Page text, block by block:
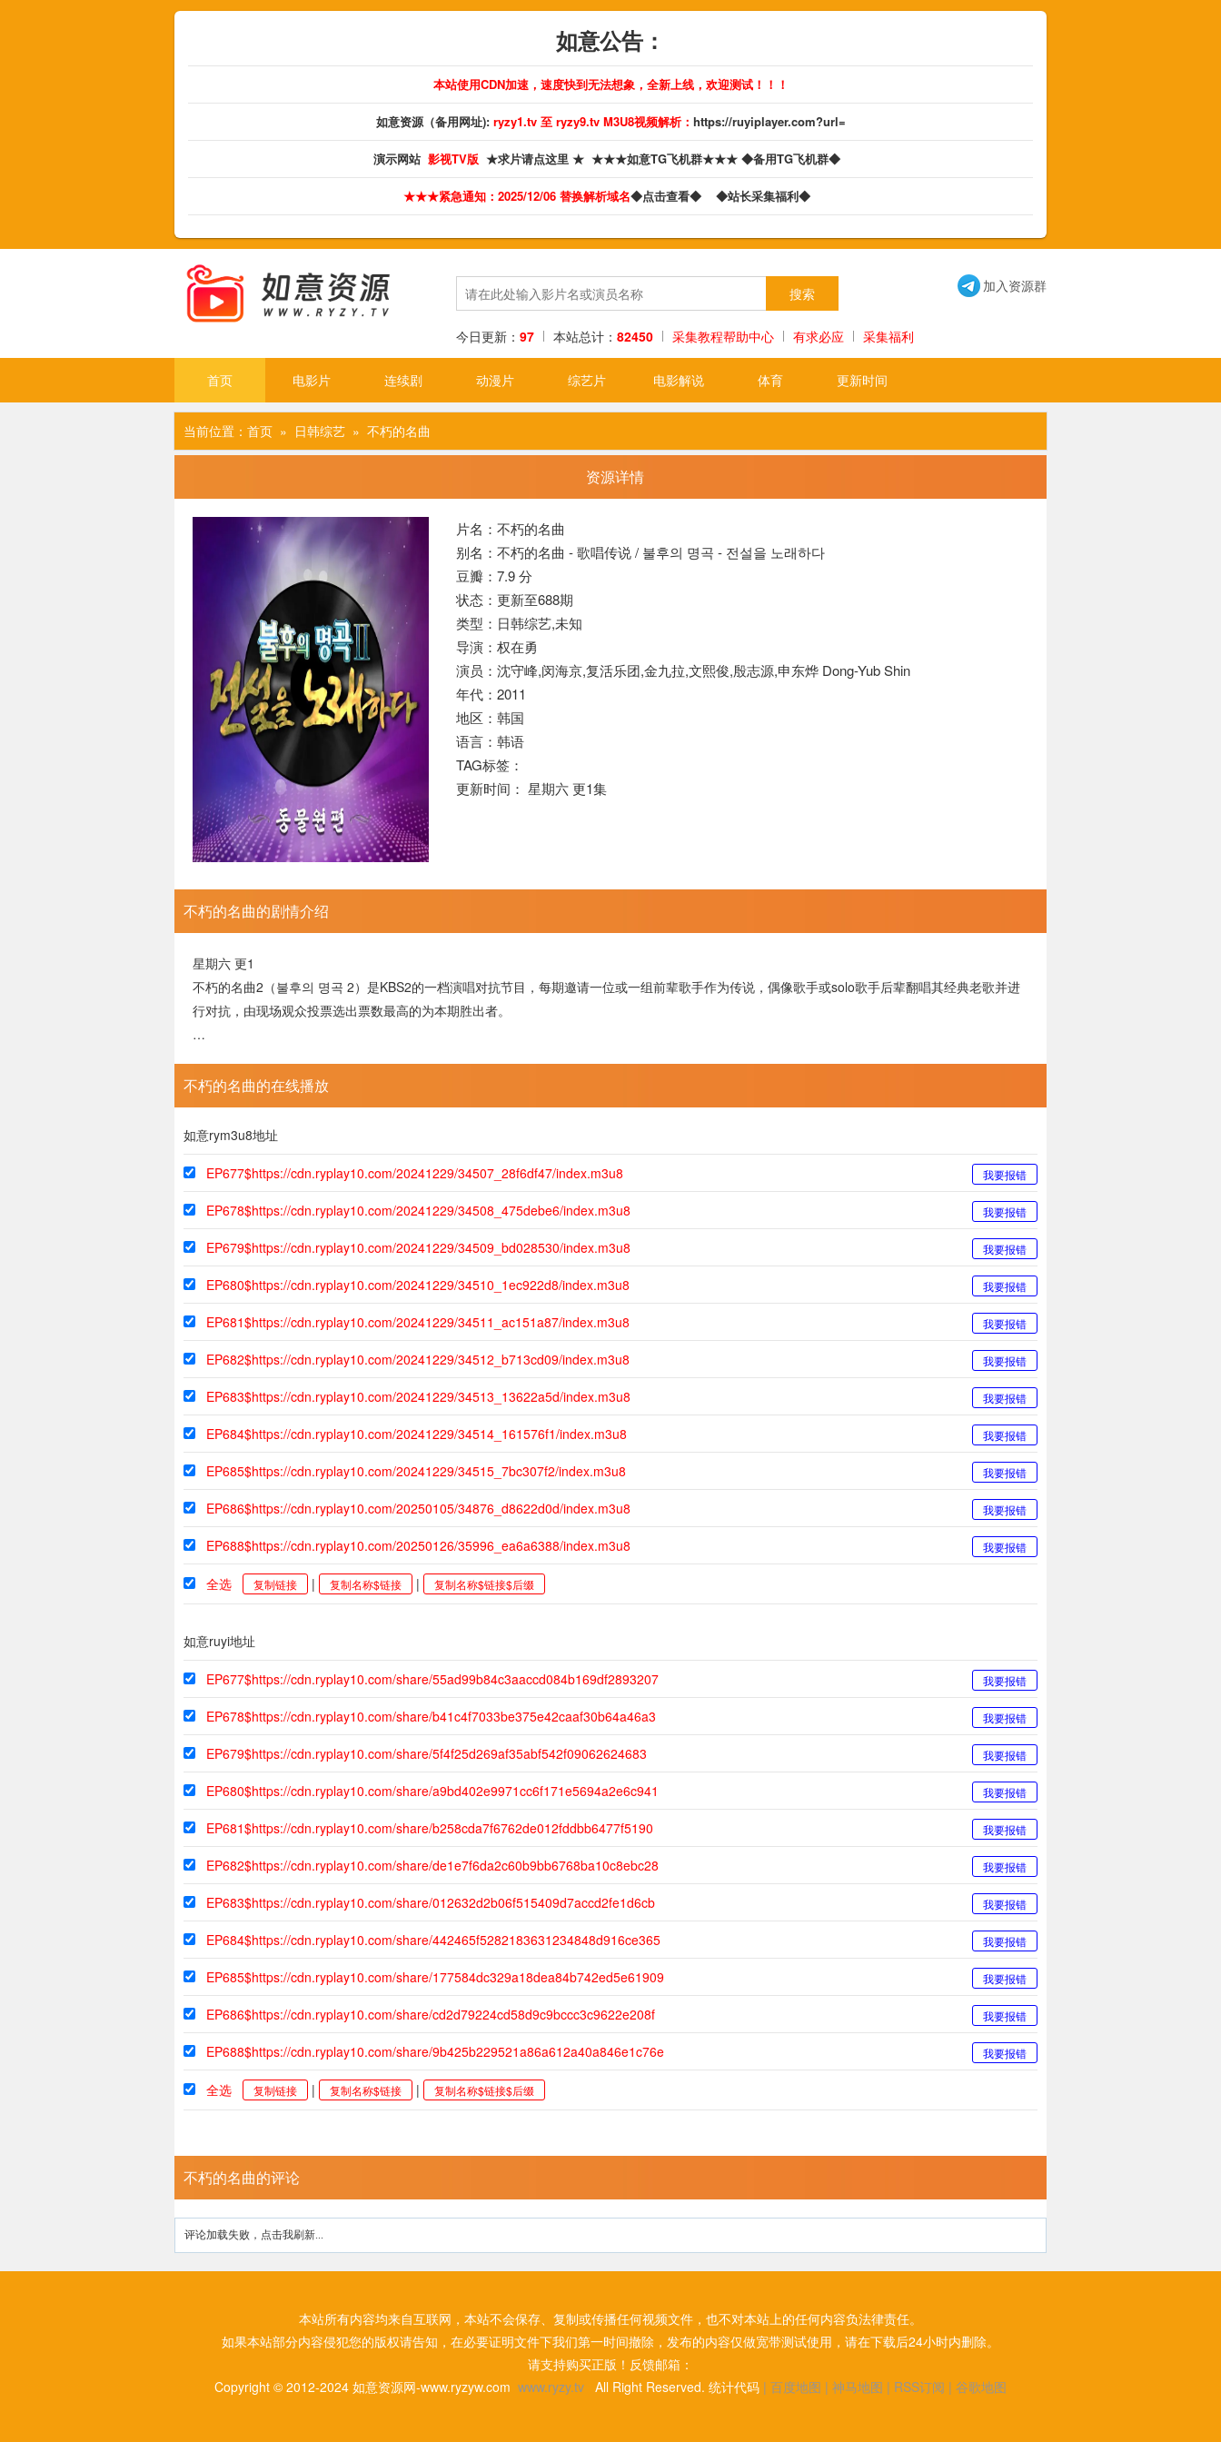
如意公告：
本站使用CDN加速，速度快到无法想象，全新上线，欢迎测试！！！
如意资源（备用网址):ryzy1.tv 至 ryzy9.tv M3U8视频解析： https://ruyiplayer.com?url=
演示网站 影视TV版 ★求片请点这里 ★ ★★★如意TG飞机群★★★ ◆备用TG飞机群◆
★★★紧急通知：2025/12/06 替换解析域名◆点击查看◆ ◆站长采集福利◆
今日更新： 97 本站总计： 82450 采集教程帮助中心 有求必应 采集福利
加入资源群
首页 电影片 连续剧 动漫片 综艺片 电影解说 体育 更新时间
当前位置： 首页 » 日韩综艺 » 不朽的名曲
资源详情
片名：不朽的名曲
别名：不朽的名曲 - 歌唱传说 / 불후의 명곡 - 전설을 노래하다
豆瓣：7.9 分
状态：更新至688期
类型：日韩综艺,未知
导演：权在勇
演员：沈守峰,闵海京,复活乐团,金九拉,文熙俊,殷志源,申东烨 Dong-Yub Shin
年代：2011
地区：韩国
语言：韩语
TAG标签：
更新时间： 星期六 更1集
不朽的名曲的剧情介绍
星期六 更1
不朽的名曲2（불후의 명곡 2）是KBS2的一档演唱对抗节目，每期邀请一位或一组前辈歌手作为传说，偶像歌手或solo歌手后辈翻唱其经典老歌并进
行对抗，由现场观众投票选出票数最高的为本期胜出者。
…
不朽的名曲的在线播放
如意rym3u8地址
EP677$https://cdn.ryplay10.com/20241229/34507_28f6df47/index.m3u8 我要报错
EP678$https://cdn.ryplay10.com/20241229/34508_475debe6/index.m3u8 我要报错
EP679$https://cdn.ryplay10.com/20241229/34509_bd028530/index.m3u8 我要报错
EP680$https://cdn.ryplay10.com/20241229/34510_1ec922d8/index.m3u8 我要报错
EP681$https://cdn.ryplay10.com/20241229/34511_ac151a87/index.m3u8 我要报错
EP682$https://cdn.ryplay10.com/20241229/34512_b713cd09/index.m3u8 我要报错
EP683$https://cdn.ryplay10.com/20241229/34513_13622a5d/index.m3u8 我要报错
EP684$https://cdn.ryplay10.com/20241229/34514_161576f1/index.m3u8 我要报错
EP685$https://cdn.ryplay10.com/20241229/34515_7bc307f2/index.m3u8 我要报错
EP686$https://cdn.ryplay10.com/20250105/34876_d8622d0d/index.m3u8 我要报错
EP688$https://cdn.ryplay10.com/20250126/35996_ea6a6388/index.m3u8 我要报错
全选 复制链接 | 复制名称$链接 | 复制名称$链接$后缀
如意ruyi地址
EP677$https://cdn.ryplay10.com/share/55ad99b84c3aaccd084b169df2893207 我要报错
EP678$https://cdn.ryplay10.com/share/b41c4f7033be375e42caaf30b64a46a3 我要报错
EP679$https://cdn.ryplay10.com/share/5f4f25d269af35abf542f09062624683 我要报错
EP680$https://cdn.ryplay10.com/share/a9bd402e9971cc6f171e5694a2e6c941 我要报错
EP681$https://cdn.ryplay10.com/share/b258cda7f6762de012fddbb6477f5190 我要报错
EP682$https://cdn.ryplay10.com/share/de1e7f6da2c60b9bb6768ba10c8ebc28 我要报错
EP683$https://cdn.ryplay10.com/share/012632d2b06f515409d7accd2fe1d6cb 我要报错
EP684$https://cdn.ryplay10.com/share/442465f5282183631234848d916ce365 我要报错
EP685$https://cdn.ryplay10.com/share/177584dc329a18dea84b742ed5e61909 我要报错
EP686$https://cdn.ryplay10.com/share/cd2d79224cd58d9c9bccc3c9622e208f 我要报错
EP688$https://cdn.ryplay10.com/share/9b425b229521a86a612a40a846e1c76e 我要报错
全选 复制链接 | 复制名称$链接 | 复制名称$链接$后缀
不朽的名曲的评论
评论加载失败，点击我刷新...
本站所有内容均来自互联网，本站不会保存、复制或传播任何视频文件，也不对本站上的任何内容负法律责任。
如果本站部分内容侵犯您的版权请告知，在必要证明文件下我们第一时间撤除，发布的内容仅做宽带测试使用，请在下载后24小时内删除。
请支持购买正版！反馈邮箱：
Copyright © 2012-2024 如意资源网-www.ryzyw.com www.ryzy.tv All Right Reserved. 统计代码 | 百度地图 | 神马地图 | RSS订阅 | 谷歌地图